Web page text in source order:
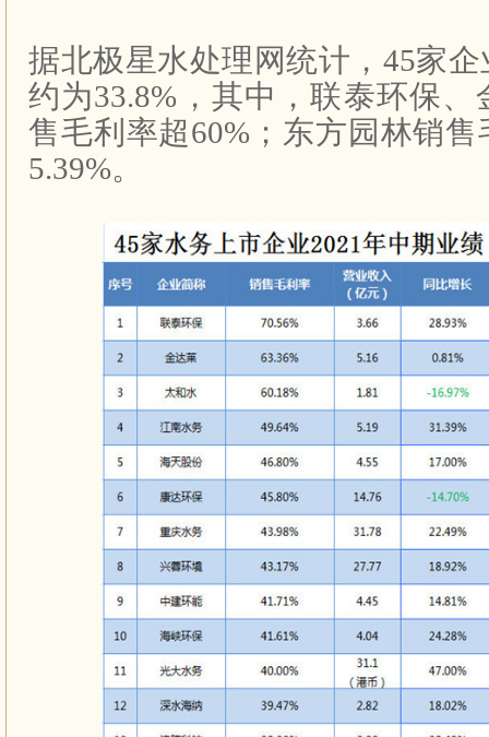
据北极星水处理网统计， 45家企
约为33.8% ，其中，联泰环保
售毛利率超60% ；东方园林销
5.39%。